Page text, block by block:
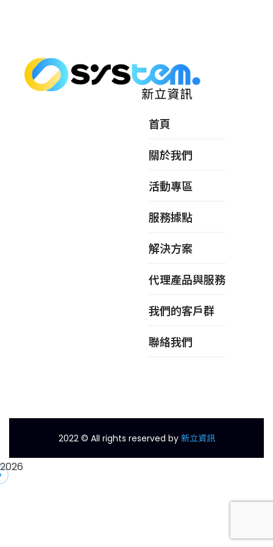
首頁
關於我們
活動專區
服務據點
解決方案
代理產品與服務
我們的客戶群
聯絡我們
2022© All rights reserved by 新立資訊
2026